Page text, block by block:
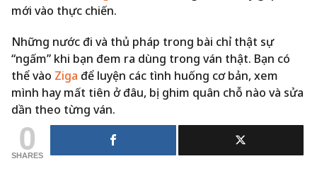
mới vào thực chiến.
Những nước đi và thủ pháp trong bài chỉ thật sự
“ngấm” khi bạn đem ra dùng trong ván thật. Bạn có
thể vào Ziga để luyện các tình huống cơ bản, xem
mình hay mất tiên ở đâu, bị ghim quân chỗ nào và sửa
dần theo từng ván.
0
SHARES